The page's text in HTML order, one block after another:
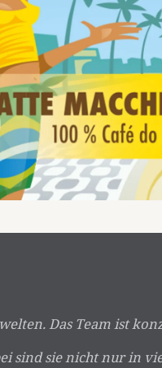
Das Team ist
sind sie nicht nur in